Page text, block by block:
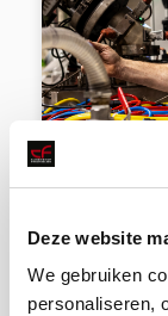
Deze website
We gebruiken
personaliseren,
Wat
Je werkt in een
Mensen die hun